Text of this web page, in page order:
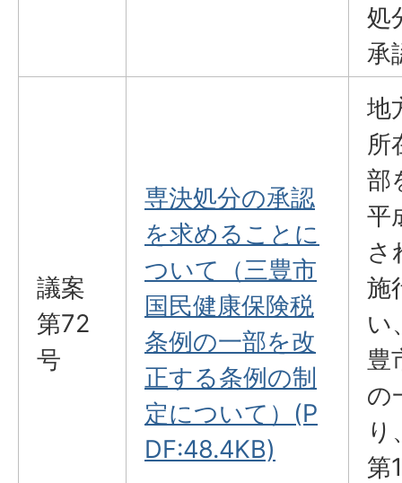
処
承
議案
第72
号
専決処分の承認
を求めることに
ついて（三豊市
国民健康保険税
条例の一部を改
正する条例の制
定について）(P
DF:48.4KB)
地
所
部
平
さ
施
い
豊
の
り
第